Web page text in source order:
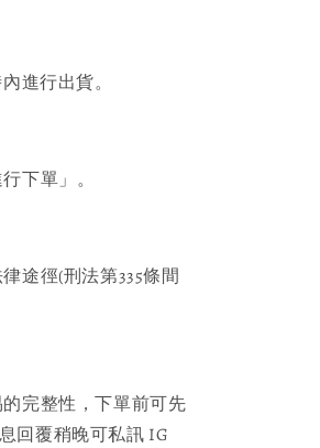
進行出貨。
下單」。
途徑(刑法第335條間
完整性，下單前可先
回覆稍晚可私訊 IG